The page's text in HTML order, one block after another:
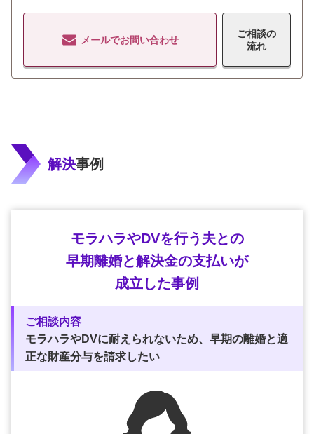
メールでお問い合わせ
ご相談の
流れ
解決事例
モラハラやDVを行う夫との
早期離婚と解決金の支払いが
成立した事例
ご相談内容
モラハラやDVに耐えられないため、早期の離婚と適
正な財産分与を請求したい